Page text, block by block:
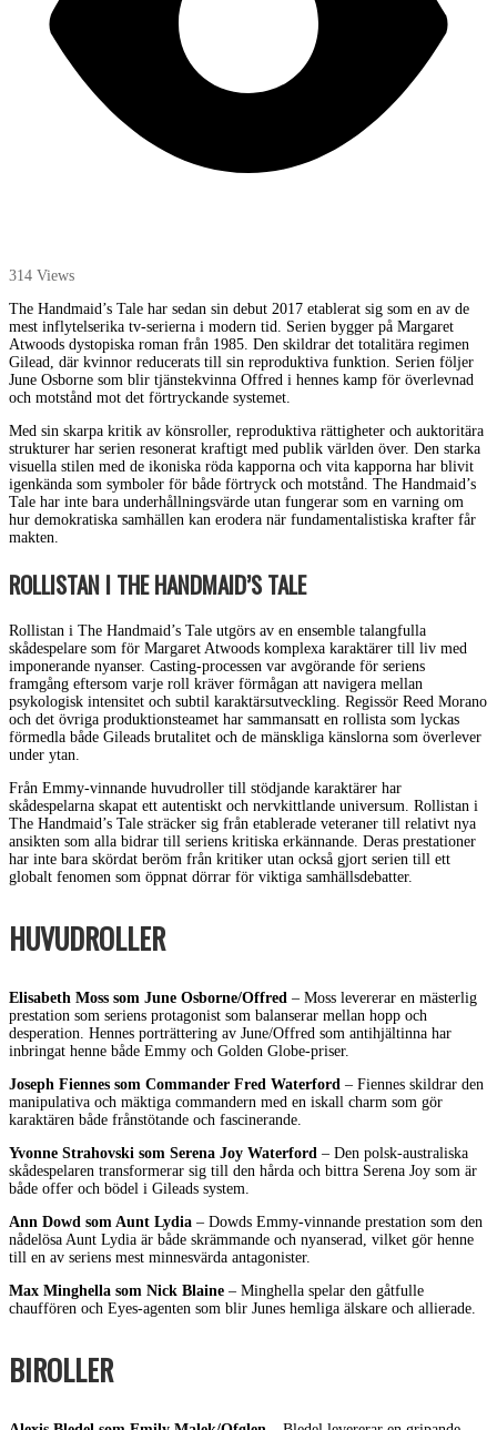
314 Views
The Handmaid’s Tale har sedan sin debut 2017 etablerat sig som en av de
mest inflytelserika tv-serierna i modern tid. Serien bygger på Margaret
Atwoods dystopiska roman från 1985. Den skildrar det totalitära regimen
Gilead, där kvinnor reducerats till sin reproduktiva funktion. Serien följer
June Osborne som blir tjänstekvinna Offred i hennes kamp för överlevnad
och motstånd mot det förtryckande systemet.
Med sin skarpa kritik av könsroller, reproduktiva rättigheter och auktoritära
strukturer har serien resonerat kraftigt med publik världen över. Den starka
visuella stilen med de ikoniska röda kapporna och vita kapporna har blivit
igenkända som symboler för både förtryck och motstånd. The Handmaid’s
Tale har inte bara underhållningsvärde utan fungerar som en varning om
hur demokratiska samhällen kan erodera när fundamentalistiska krafter får
makten.
ROLLISTAN I THE HANDMAID’S TALE
Rollistan i The Handmaid’s Tale utgörs av en ensemble talangfulla
skådespelare som för Margaret Atwoods komplexa karaktärer till liv med
imponerande nyanser. Casting-processen var avgörande för seriens
framgång eftersom varje roll kräver förmågan att navigera mellan
psykologisk intensitet och subtil karaktärsutveckling. Regissör Reed Morano
och det övriga produktionsteamet har sammansatt en rollista som lyckas
förmedla både Gileads brutalitet och de mänskliga känslorna som överlever
under ytan.
Från Emmy-vinnande huvudroller till stödjande karaktärer har
skådespelarna skapat ett autentiskt och nervkittlande universum. Rollistan i
The Handmaid’s Tale sträcker sig från etablerade veteraner till relativt nya
ansikten som alla bidrar till seriens kritiska erkännande. Deras prestationer
har inte bara skördat beröm från kritiker utan också gjort serien till ett
globalt fenomen som öppnat dörrar för viktiga samhällsdebatter.
HUVUDROLLER
Elisabeth Moss som June Osborne/Offred – Moss levererar en mästerlig
prestation som seriens protagonist som balanserar mellan hopp och
desperation. Hennes porträttering av June/Offred som antihjältinna har
inbringat henne både Emmy och Golden Globe-priser.
Joseph Fiennes som Commander Fred Waterford – Fiennes skildrar den
manipulativa och mäktiga commandern med en iskall charm som gör
karaktären både frånstötande och fascinerande.
Yvonne Strahovski som Serena Joy Waterford – Den polsk-australiska
skådespelaren transformerar sig till den hårda och bittra Serena Joy som är
både offer och bödel i Gileads system.
Ann Dowd som Aunt Lydia – Dowds Emmy-vinnande prestation som den
nådelösa Aunt Lydia är både skrämmande och nyanserad, vilket gör henne
till en av seriens mest minnesvärda antagonister.
Max Minghella som Nick Blaine – Minghella spelar den gåtfulle
chauffören och Eyes-agenten som blir Junes hemliga älskare och allierade.
BIROLLER